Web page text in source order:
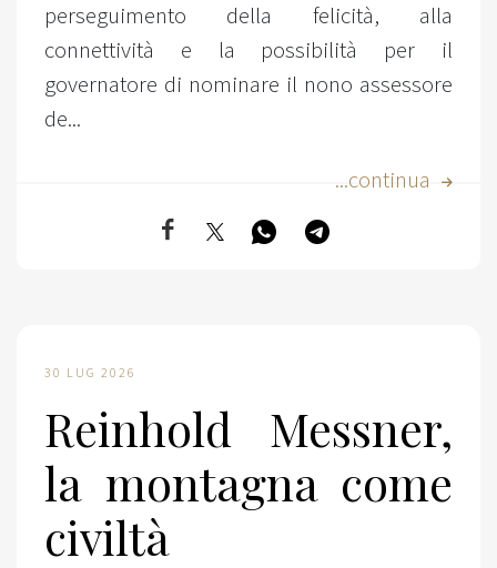
perseguimento della felicità, alla
connettività e la possibilità per il
governatore di nominare il nono assessore
de...
...continua
30 LUG 2026
Reinhold Messner,
la montagna come
civiltà